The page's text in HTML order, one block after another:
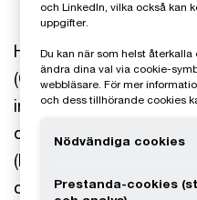
(Corporate
innebär att företag ska
obligatoriska
(European
och EU-taxonomin.
och LinkedIn, vilka också kan
uppgifter.
Du kan när som helst
ändra dina val via cookie-
webbläsare. För mer
och dess tillhörande cookies
Nödvändiga cookies
Prestanda-cookies